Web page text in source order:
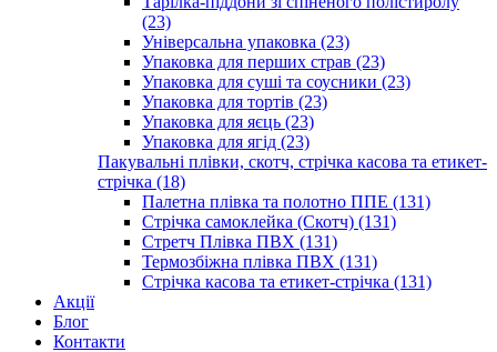
(23)
Універсальна упаковка (23)
Упаковка для перших страв (23)
Упаковка для суші та соусники (23)
Упаковка для тортів (23)
Упаковка для яєць (23)
Упаковка для ягід (23)
Пакувальні плівки, скотч, стрічка касова та етикет-
стрічка (18)
Палетна плівка та полотно ППЕ (131)
Стрічка самоклейка (Скотч) (131)
Стретч Плівка ПВХ (131)
Термозбіжна плівка ПВХ (131)
Стрічка касова та етикет-стрічка (131)
Акції
Блог
Контакти